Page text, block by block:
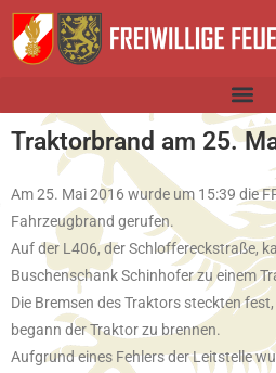
Traktorbrand am 25.
Am 25. Mai 2016 wurde um 15:39 die
Fahrzeugbrand gerufen.
Auf der L406, der Schloffereckstraße,
Buschenschank Schinhofer zu einem
Die Bremsen des Traktors steckten
begann der Traktor zu brennen.
Aufgrund eines Fehlers der Leitstelle